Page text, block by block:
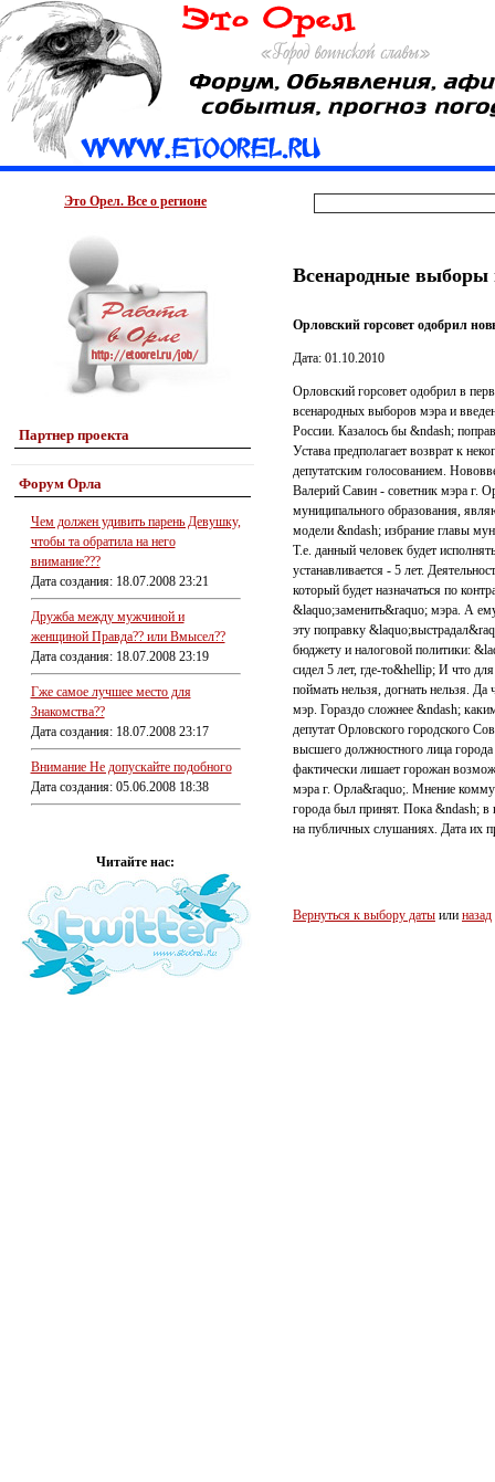
Это Орел. Все о регионе
Партнер проекта
Форум Орла
Чем должен удивить парень Девушку,
чтобы та обратила на него
внимание???
Дата создания: 18.07.2008 23:21
Дружба между мужчиной и
женщиной Правда?? или Вмысел??
Дата создания: 18.07.2008 23:19
Гже самое лучшее место для
Знакомства??
Дата создания: 18.07.2008 23:17
Внимание Не допускайте подобного
Дата создания: 05.06.2008 18:38
Читайте нас:
Всенародные выборы
Орловский горсовет одобрил
Дата: 01.10.2010
Орловский горсовет одобрил в
всенародных выборов мэра и
России. Казалось бы &ndash;
Устава предполагает возврат к
депутатским голосованием.
Валерий Савин - советник мэра г.
муниципального образования,
модели &ndash; избрание главы
Т.е. данный человек будет
устанавливается - 5 лет.
который будет назначаться по
&laquo;заменить&raquo; мэра. А
эту поправку
бюджету и налоговой политики:
сидел 5 лет, где-то&hellip; И что
поймать нельзя, догнать нельзя.
мэр. Гораздо сложнее &ndash;
депутат Орловского городского
высшего должностного лица
фактически лишает горожан
мэра г. Орла&raquo;. Мнение
города был принят. Пока &ndash; в
на публичных слушаниях. Дата их
Вернуться к выбору даты или назад